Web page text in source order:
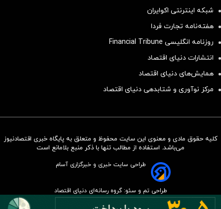
سرمایه‌گذاری همسنگ با شاخص
شبکه اینترنتی اکوایران
هفته‌نامه تجارت فردا
روزنامه انگلیسی Financial Tribune
انتشارات دنیای اقتصاد
همایش‌های دنیای اقتصاد
مرکز نوآوری و شتابدهی دنیای اقتصاد
کلیه حقوق مادی و معنوی این سایت محفوظ و متعلق به پایگاه خبری اقتصادنیوز
می‌باشد. استفاده از مطالب تنها با ذکر منبع بلامانع است
طراحی سایت خبری و خبرگزاری آسام
طراحی تم و سئو: گروه رسانه‌ای دنیای اقتصاد